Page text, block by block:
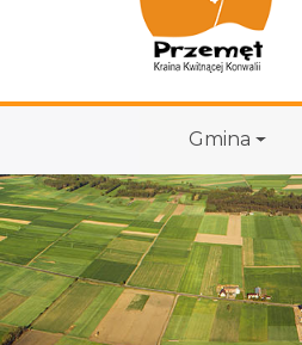
Gmina